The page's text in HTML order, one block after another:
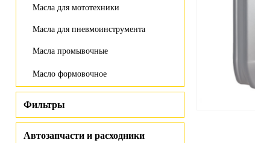
Масла для мототехники
Масла для пневмоинструмента
Масла промывочные
Масло формовочное
Фильтры
Автозапчасти и расходники